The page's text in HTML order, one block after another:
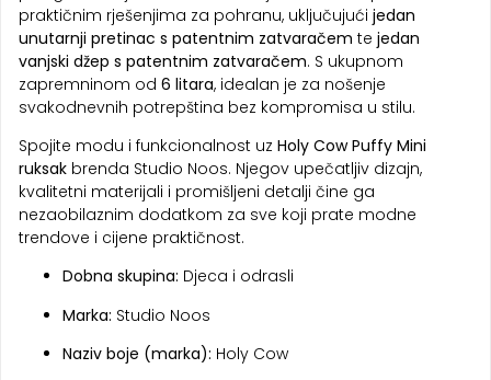
praktičnim rješenjima za pohranu, uključujući jedan
unutarnji pretinac s patentnim zatvaračem te jedan
vanjski džep s patentnim zatvaračem. S ukupnom
zapremninom od 6 litara, idealan je za nošenje
svakodnevnih potrepština bez kompromisa u stilu.
Spojite modu i funkcionalnost uz Holy Cow Puffy Mini
ruksak brenda Studio Noos. Njegov upečatljiv dizajn,
kvalitetni materijali i promišljeni detalji čine ga
nezaobilaznim dodatkom za sve koji prate modne
trendove i cijene praktičnost.
Dobna skupina: Djeca i odrasli
Marka: Studio Noos
Naziv boje (marka): Holy Cow